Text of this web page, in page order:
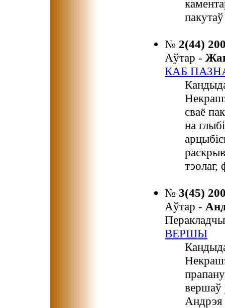
№ 2(44)
Аўтар -
КАБ
сваё
на
тэолаг,
№ 3(45)
Аўтар -
ВЕРШЫ
вершаў
Андрэя